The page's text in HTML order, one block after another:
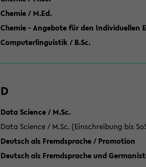
Chemie / M.Ed.
Chemie - Angebote für den Individuellen
Computerlinguistik / B.Sc.
D
Data Science / M.Sc.
Data Science / M.Sc. (Einschreibung bis
Deutsch als Fremdsprache / Promotion
Deutsch als Fremdsprache und